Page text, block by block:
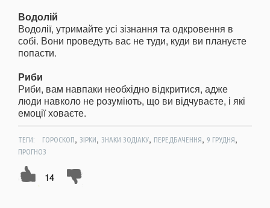
Водолій
Водолії, утримайте усі зізнання та одкровення в
собі. Вони проведуть вас не туди, куди ви плануєте
попасти.
Риби
Риби, вам навпаки необхідно відкритися, адже
люди навколо не розуміють, що ви відчуваєте, і які
емоції ховаєте.
ТЕГИ: ГОРОСКОП, ЗІРКИ, ЗНАКИ ЗОДІАКУ, ПЕРЕДБАЧЕННЯ, 9 ГРУДНЯ,
ПРОГНОЗ
14